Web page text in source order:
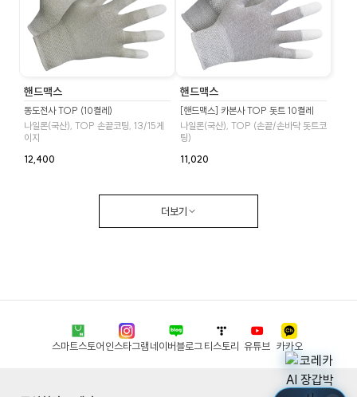
핸드맥스
동도전사 TOP (10켤레)
나일론(국산), TOP 손끝코팅, 13/15게
이지
12,400
핸드맥스
[핸드맥스] 카본사 TOP 돗트 10켤레
나일론(국산), TOP (손끝/손바닥 돗트코
팅)
11,020
더보기
스마트스토어인스타그램네이버블로그티스토리 유튜브 카카오